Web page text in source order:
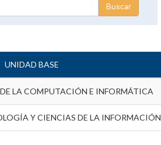
UNIDAD BASE
LA COMPUTACIÓN E INFORMÁTICA
Y CIENCIAS DE LA INFORMACIÓN